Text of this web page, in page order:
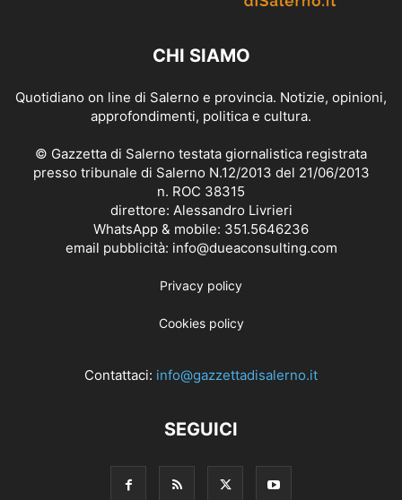
CHI SIAMO
Quotidiano on line di Salerno e provincia. Notizie, opinioni,
approfondimenti, politica e cultura.
© Gazzetta di Salerno testata giornalistica registrata
presso tribunale di Salerno N.12/2013 del 21/06/2013
n. ROC 38315
direttore: Alessandro Livrieri
WhatsApp & mobile: 351.5646236
email pubblicità: info@dueaconsulting.com
Privacy policy
Cookies policy
Contattaci: info@gazzettadisalerno.it
SEGUICI